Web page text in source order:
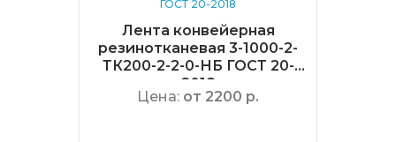
Лента конвейерная
резинотканевая 3-1000-2-
ТК200-2-2-0-НБ ГОСТ 20-
2018
Цена: от 2200 р.